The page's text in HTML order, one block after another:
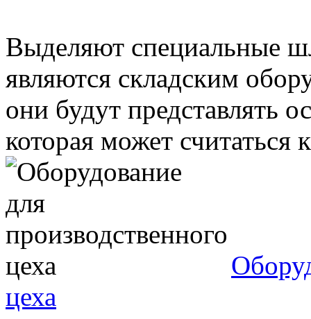
Выделяют специальные
являются складским
они будут представлять
которая может считаться
цеха